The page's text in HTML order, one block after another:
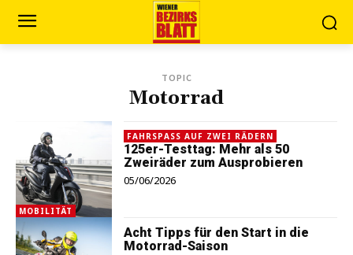
TOPIC
Motorrad
MOBILITÄT
FAHRSPASS AUF ZWEI RÄDERN
125er-Testtag: Mehr als 50
Zweiräder zum Ausprobieren
05/06/2026
Acht Tipps für den Start in die
Motorrad-Saison